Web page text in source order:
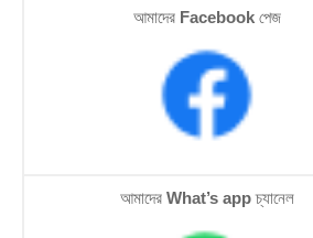
আমাদের Facebook পেজ
আমাদের What’s app চ্যানেল